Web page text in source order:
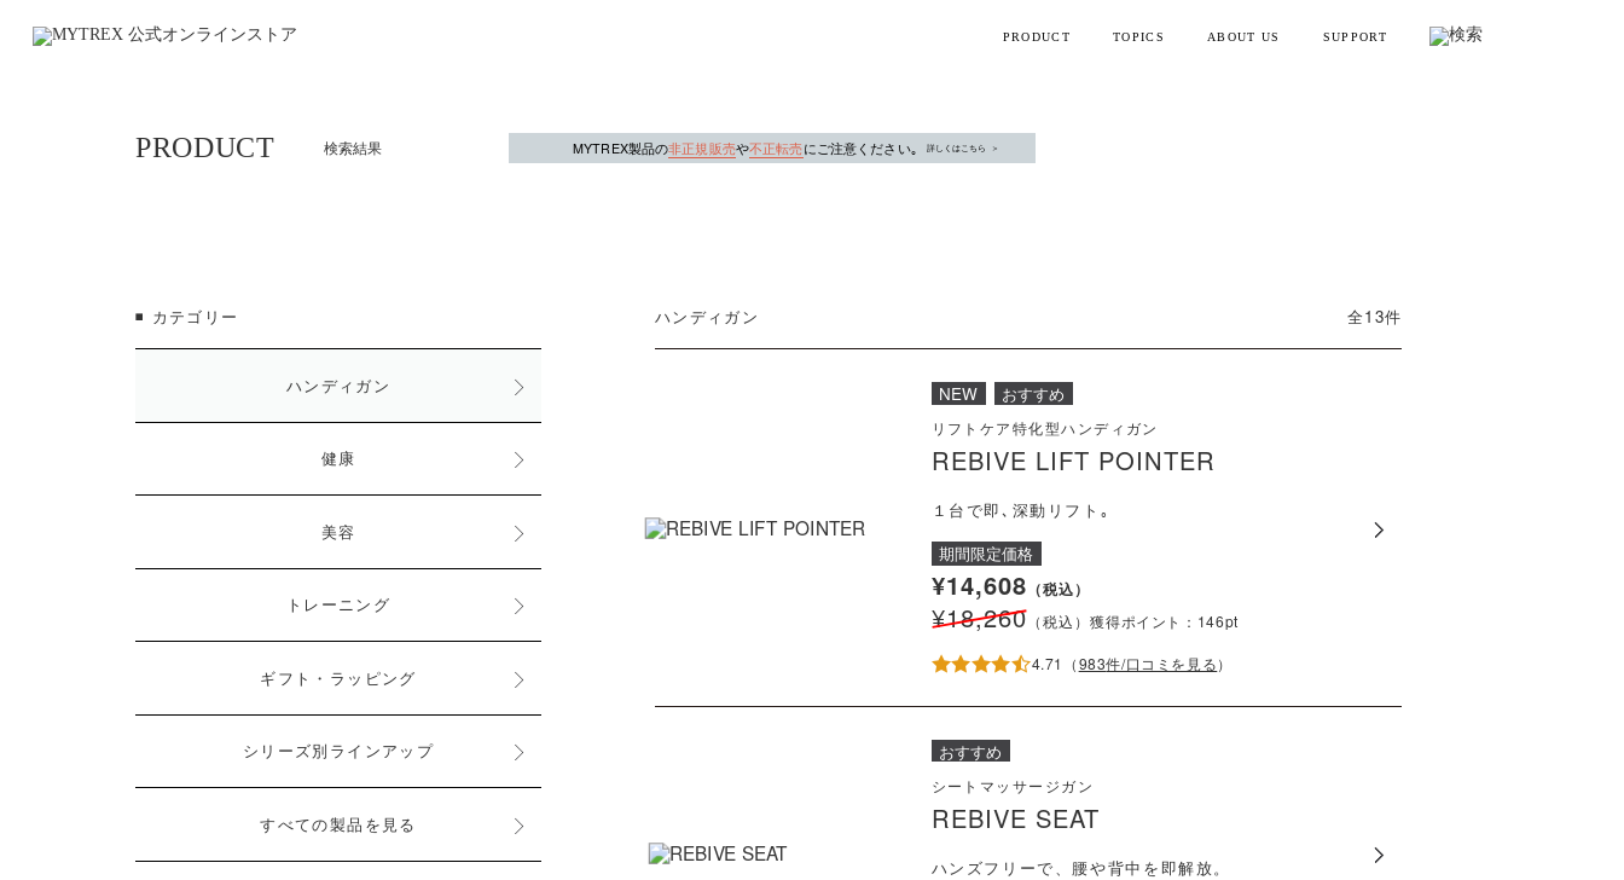
PRODUCT
シリーズ別ラインアップ
部品・付属品を見る
TOPICS ABOUT US SUPPORT
販売終了製品一覧
PRODUCT 検索結果 MYTREX製品の非正規販売や不正転売にご注意ください｡ 詳しくはこちら ＞
◾️ カテゴリー
ハンディガン
健康
美容
トレーニング
ギフト・ラッピング
シリーズ別ラインアップ
すべての製品を見る
ハンディガン 全13件
NEW おすすめ
リフトケア特化型ハンディガン
REBIVE LIFT POINTER
１台で即､深動リフト｡
期間限定価格
¥14,608 （税込）
¥18,260 （税込）獲得ポイント： 146pt
4.71 （983件/口コミを見る）
おすすめ
シートマッサージガン
REBIVE SEAT
ハンズフリーで、腰や背中を即解放。